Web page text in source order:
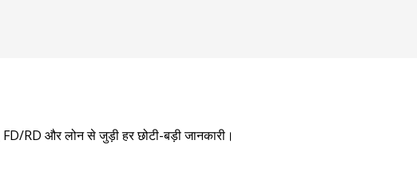
RD और लोन से जुड़ी हर छोटी-बड़ी जानकारी।